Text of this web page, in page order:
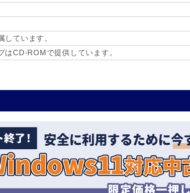
ています。
CD-ROMで提供しています。